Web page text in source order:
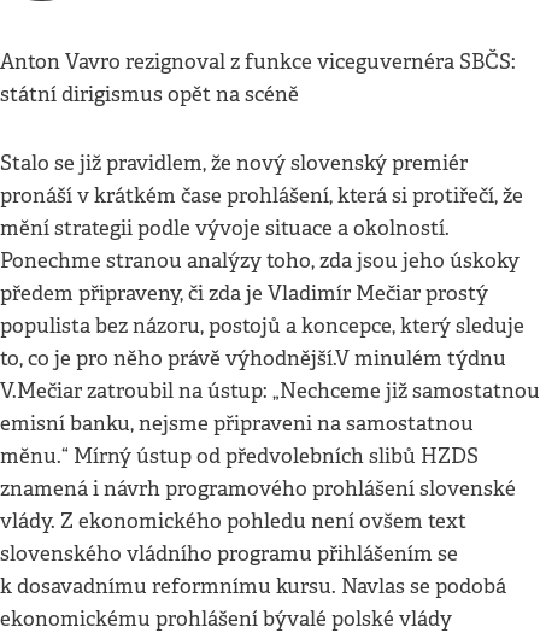
Anton Vavro rezignoval z funkce viceguvernéra SBČS:
státní dirigismus opět na scéně
Stalo se již pravidlem, že nový slovenský premiér
pronáší v krátkém čase prohlášení, která si protiřečí, že
mění strategii podle vývoje situace a okolností.
Ponechme stranou analýzy toho, zda jsou jeho úskoky
předem připraveny, či zda je Vladimír Mečiar prostý
populista bez názoru, postojů a koncepce, který sleduje
to, co je pro něho právě výhodnější.V minulém týdnu
V.Mečiar zatroubil na ústup: „Nechceme již samostatnou
emisní banku, nejsme připraveni na samostatnou
měnu.“ Mírný ústup od předvolebních slibů HZDS
znamená i návrh programového prohlášení slovenské
vlády. Z ekonomického pohledu není ovšem text
slovenského vládního programu přihlášením se
k dosavadnímu reformnímu kursu. Navlas se podobá
ekonomickému prohlášení bývalé polské vlády